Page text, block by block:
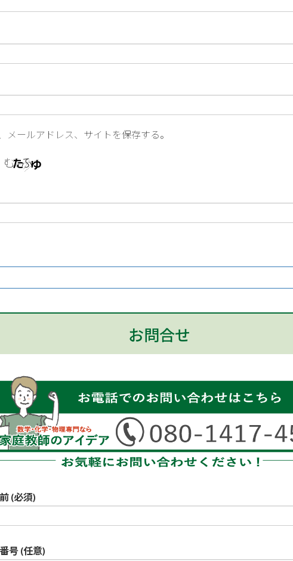
ールアドレス、サイトを保存する。
お問合せ
(必須)
号 (任意)